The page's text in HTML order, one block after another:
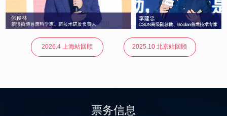
2026.4 上海站回顾 2025.10 北京站回顾
票务信息